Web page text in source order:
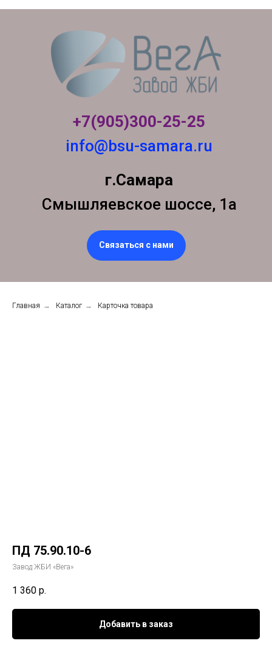
+7(905)300-25-25
info@bsu-samara.ru
г.Самара
Смышляевское шоссе, 1а
Связаться с нами
Главная → Каталог → Карточка товара
ПД 75.90.10-6
Завод ЖБИ «Вега»
1 360 р.
Добавить в заказ